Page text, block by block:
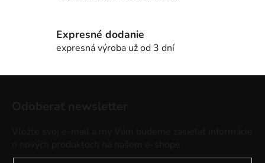
ý
p
s
Expresné dodanie
expresná výroba už od 3 dní